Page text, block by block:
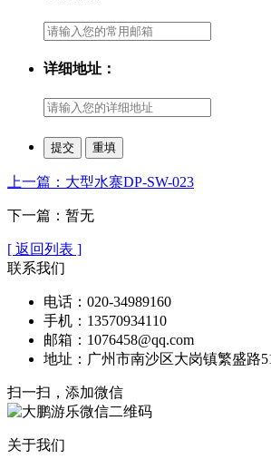
详细地址：
上一篇：大型水寨DP-SW-023
下一篇：暂无
[ 返回列表 ]
联系我们
电话：020-34989160
手机：13570934110
邮箱：1076458@qq.com
地址：广州市南沙区大岗镇繁盛路
扫一扫，添加微信
关于我们